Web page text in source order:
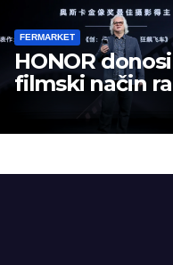
FERMARKET
HONOR
filmski način
mobilno
sadržaja